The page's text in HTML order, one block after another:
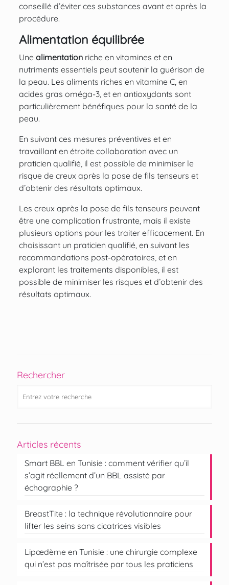
conseillé d’éviter ces substances avant et après la
procédure.
Alimentation équilibrée
Une alimentationriche en vitamines et en
nutriments essentiels peut soutenir la guérison de
la peau. Les aliments riches en vitamine C, en
acides gras oméga-3, et en antioxydants sont
particulièrement bénéfiques pour la santé de la
peau.
En suivant ces mesures préventives et en
travaillant en étroite collaboration avec un
praticien qualifié, il est possible de minimiser le
risque de creux après la pose de fils tenseurs et
d’obtenir des résultats optimaux.
Les creux après la pose de fils tenseurs peuvent
être une complication frustrante, mais il existe
plusieurs options pour les traiter efficacement. En
choisissant un praticien qualifié, en suivant les
recommandations post-opératoires, et en
explorant les traitements disponibles, il est
possible de minimiser les risques et d’obtenir des
résultats optimaux.
Rechercher
Articles récents
Smart BBL en Tunisie : comment vérifier qu’il
s’agit réellement d’un BBL assisté par
échographie ?
BreastTite : la technique révolutionnaire pour
lifter les seins sans cicatrices visibles
Lipœdème en Tunisie : une chirurgie complexe
qui n’est pas maîtrisée par tous les praticiens